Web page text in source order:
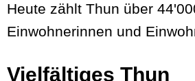
Heute zählt Thun über
Einwohnerinnen und
Vielfältiges Thun